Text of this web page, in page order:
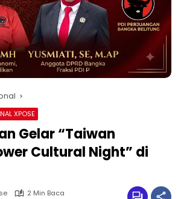
XPOSE
Gelar “Taiwan
Cultural Night” di
2 Min Baca